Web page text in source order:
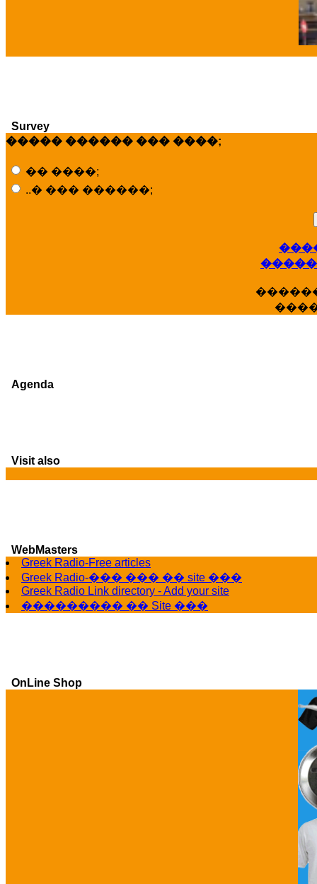
Survey
����� ������ ��� ����;
�� ����;
..� ��� ������;
Agenda
Visit also
WebMasters
Greek Radio-Free articles
Greek Radio-��� ��� �� site ���
Greek Radio Link directory - Add your site
��������� �� Site ���
OnLine Shop